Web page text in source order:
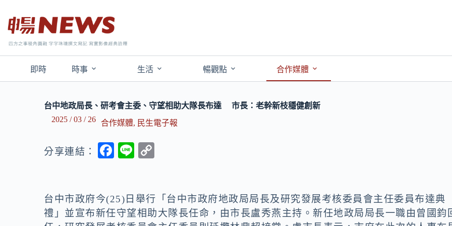
即時 時事 生活 暢觀點 合作媒體
台中地政局長、研考會主委、守望相助大隊長布達 市長：老幹新枝穩健創新
2025 / 03 / 26
合作媒體, 民生電子報
分享連結：
F
b
o
Li
y
Li
台中市政府今(25)日舉行「台中市政府地政局局長及研究發展考核委員會主任委員布達典
禮」並宣布新任守望相助大隊長任命，由市長盧秀燕主持。新任地政局局長一職由曾國鈞